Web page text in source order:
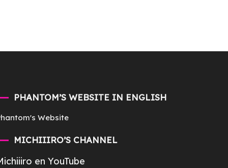
PHANTOM’S WEBSITE IN ENGLISH
Website
MICHIIIRO’S CHANNEL
en YouTube